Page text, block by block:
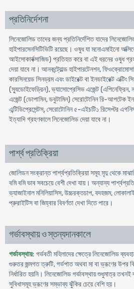
প্রতিনির্দেশনা
লিনেজোলিড তাদের জন্য প্রতিনির্দেশিত যাদের
হাইপারসেনসিটিভিটি রয়েছে। ওষুধ যা মনোএমাইনো
আইসোকার্বক্সাজিড) প্রতিহত করে বা এই ধরনের ওষুধ
দেয়া যাবে না। আনকন্ট্রোল্ড হাইপারটেনশন,
কারসিনয়েড সিনড্রম এবং ডাইরেক্ট বা ইনডাইরেক্ট এক্টিং
(স্যুডোইফেড্রিন), ভ্যাসোপ্রেসিভ এজেন্ট (এপিনেফ্রিন,
এজেন্ট (ডোপামিন, ডবুটামিন) সেরোটোনিন রি-আপটেক
এন্টিডিপ্রেসেন্টস্, সেরোটোনিন ৫-এইচটি১ রিসেপ্টর
ইত্যাদি গ্রহণকালে লিনেজোলিড দেয়া যাবে না।
পার্শ্ব প্রতিক্রিয়া
জোলিডন সংক্রান্ত পার্শ্বপ্রতিক্রিয়া সমূহ মৃদু থেকে
বমি বমি ভাব সবচেয়ে বেশী দেখা যায়। অন্যান্য
ভ্যাজাইনাল মনিলিয়াসিস, উচ্চরক্তচাপ, বদহজম,
প্রুরাইটিস বা জিহ্বার বিবর্ণতা দেখা দিতে পারে।
গর্ভাবস্থায় ও স্তন্যদানকালে
গর্ভাবস্থায়: গর্ভবতী মহিলাদের ক্ষেত্রে লিনেজোলিড
গুরুতর জন্মগত ত্রুটি, গর্ভপাত অথবা মা বা ভ্রূণের উপর
নির্ধারিত হয়নি। লিনেজোলিড গর্ভাবস্থায় শুধুমাত্র
সুবিধাসমূহ ভ্রূণের সম্ভাব্য ঝুঁকির চেয়ে বেশি হয়।